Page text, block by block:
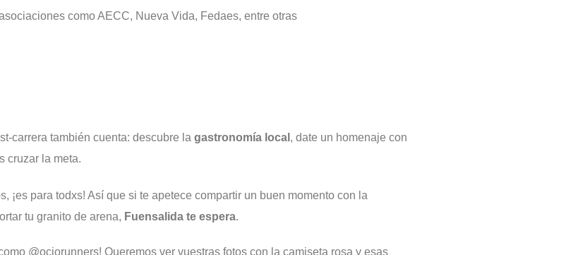
como AECC, Nueva Vida, Fedaes, entre otras
carrera también cuenta: descubre la gastronomía local , date un homenaje con
cruzar la meta.
¡es para todxs! Así que si te apetece compartir un buen momento con la
tu granito de arena, Fuensalida te espera.
@ociorunners! Queremos ver vuestras fotos con la camiseta rosa y esas